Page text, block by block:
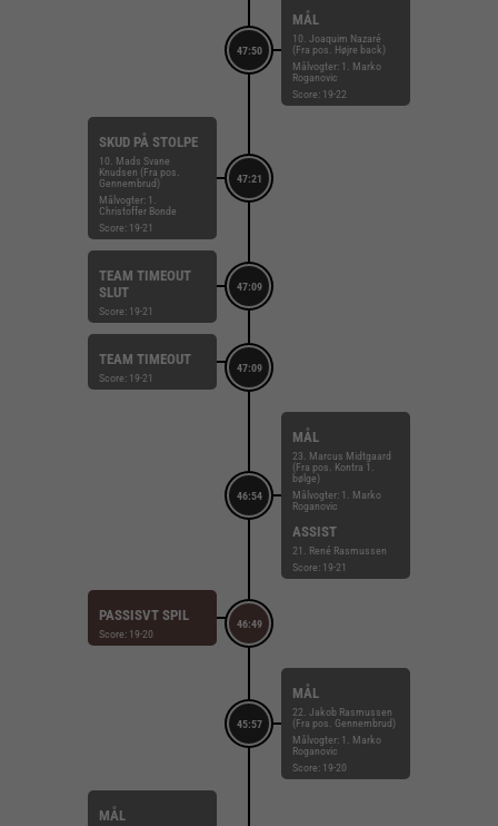
47:50
MÅL
10. Joaquim Nazaré
(Fra pos. Højre back)
Målvogter: 1. Marko
Roganovic
Score: 19-22
47:21
SKUD PÅ STOLPE
10. Mads Svane
Knudsen (Fra pos.
Gennembrud)
Målvogter: 1.
Christoffer Bonde
Score: 19-21
47:09
TEAM TIMEOUT
SLUT
Score: 19-21
47:09
TEAM TIMEOUT
Score: 19-21
46:54
MÅL
23. Marcus Midtgaard
(Fra pos. Kontra 1.
bølge)
Målvogter: 1. Marko
Roganovic
ASSIST
21. René Rasmussen
Score: 19-21
46:49
PASSISVT SPIL
Score: 19-20
45:57
MÅL
22. Jakob Rasmussen
(Fra pos. Gennembrud)
Målvogter: 1. Marko
Roganovic
Score: 19-20
MÅL